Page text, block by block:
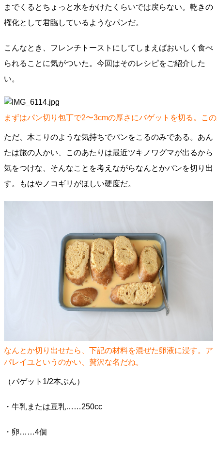
までくるとちょっと水をかけたくらいでは戻らない。乾きの
権化として君臨しているようなパンだ。
こんなとき、フレンチトーストにしてしまえばおいしく食べ
られることに気がついた。今回はそのレシピをご紹介した
い。
まずはパン切り包丁で2〜3cmの厚さにバゲットを切る。こ
ただ、木こりのような気持ちでパンをこるのみである。あん
たは旅の人かい、このあたりは最近ツキノワグマが出るから
気をつけな、そんなことを考えながらなんとかパンを切り出
す。もはやノコギリがほしい硬度だ。
なんとか切り出せたら、下記の材料を混ぜた卵液に浸す。ア
パレイユというのかい、贅沢な名だね。
（バゲット1/2本ぶん）
・牛乳または豆乳……250cc
・卵……4個